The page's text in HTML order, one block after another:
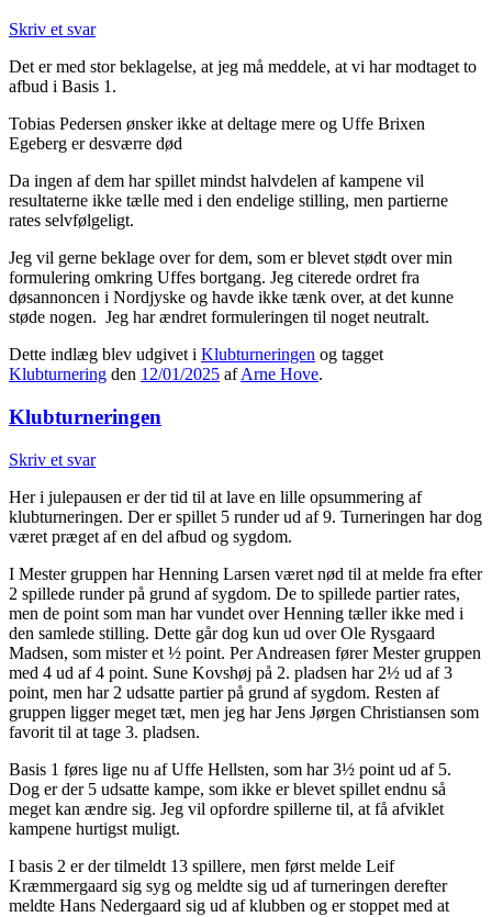
Skriv et svar
Det er med stor beklagelse, at jeg må meddele, at vi har modtaget to
afbud i Basis 1.
Tobias Pedersen ønsker ikke at deltage mere og Uffe Brixen
Egeberg er desværre død
Da ingen af dem har spillet mindst halvdelen af kampene vil
resultaterne ikke tælle med i den endelige stilling, men partierne
rates selvfølgeligt.
Jeg vil gerne beklage over for dem, som er blevet stødt over min
formulering omkring Uffes bortgang. Jeg citerede ordret fra
døsannoncen i Nordjyske og havde ikke tænk over, at det kunne
støde nogen. Jeg har ændret formuleringen til noget neutralt.
Dette indlæg blev udgivet i Klubturneringen og tagget
Klubturnering den 12/01/2025 afArne Hove.
Klubturneringen
Skriv et svar
Her i julepausen er der tid til at lave en lille opsummering af
klubturneringen. Der er spillet 5 runder ud af 9. Turneringen har dog
været præget af en del afbud og sygdom.
I Mester gruppen har Henning Larsen været nød til at melde fra efter
2 spillede runder på grund af sygdom. De to spillede partier rates,
men de point som man har vundet over Henning tæller ikke med i
den samlede stilling. Dette går dog kun ud over Ole Rysgaard
Madsen, som mister et ½ point. Per Andreasen fører Mester gruppen
med 4 ud af 4 point. Sune Kovshøj på 2. pladsen har 2½ ud af 3
point, men har 2 udsatte partier på grund af sygdom. Resten af
gruppen ligger meget tæt, men jeg har Jens Jørgen Christiansen som
favorit til at tage 3. pladsen.
Basis 1 føres lige nu af Uffe Hellsten, som har 3½ point ud af 5.
Dog er der 5 udsatte kampe, som ikke er blevet spillet endnu så
meget kan ændre sig. Jeg vil opfordre spillerne til, at få afviklet
kampene hurtigst muligt.
I basis 2 er der tilmeldt 13 spillere, men først melde Leif
Kræmmergaard sig syg og meldte sig ud af turneringen derefter
meldte Hans Nedergaard sig ud af klubben og er stoppet med at